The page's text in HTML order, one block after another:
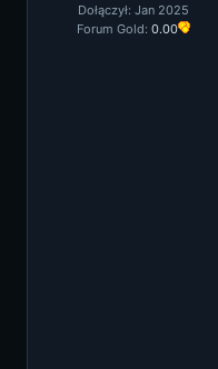
Dołączył: Jan 2025
Forum Gold: 0.00